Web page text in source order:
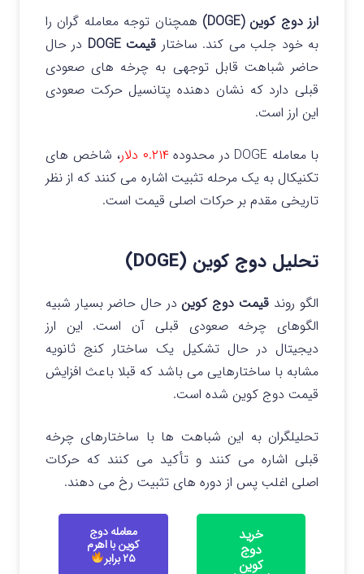
ارز دوج کوین (DOGE)
همچنان توجه معامله گران را
به خود جلب می کند. ساختار قیمت DOGE
در حال
حاضر شباهت قابل توجهی به چرخه های صعودی
قبلی دارد که نشان دهنده پتانسیل حرکت صعودی
این ارز است.
با معامله DOGE در محدوده ۰.۲۱۴ دلار
، شاخص های
تکنیکال به یک مرحله تثبیت اشاره می کنند که از نظر
تاریخی مقدم بر حرکات اصلی قیمت است.
تحلیل دوج کوین (DOGE)
الگو روند قیمت دوج کویندر حال حاضر بسیار شبیه
الگوهای چرخه صعودی قبلی آن است. این ارز
دیجیتال در حال تشکیل یک ساختار کنج ثانویه
مشابه با ساختارهایی می باشد که قبلا باعث افزایش
قیمت دوج کوین شده است.
تحلیلگران به این شباهت ها با ساختارهای چرخه
قبلی اشاره می کنند و تأکید می کنند که حرکات
اصلی اغلب پس از دوره های تثبیت رخ می دهند.
خرید
دوج
کوین
معامله دوج
کوین با اهرم
۲۵ برابر